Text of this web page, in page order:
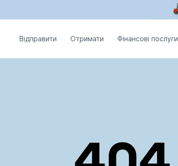
Відправити Отримати Фінансові послуги